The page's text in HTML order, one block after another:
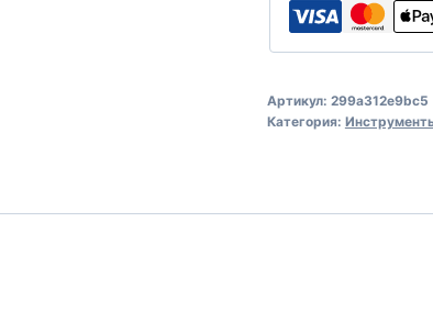
Артикул: 299a312e9bc5
Категория: